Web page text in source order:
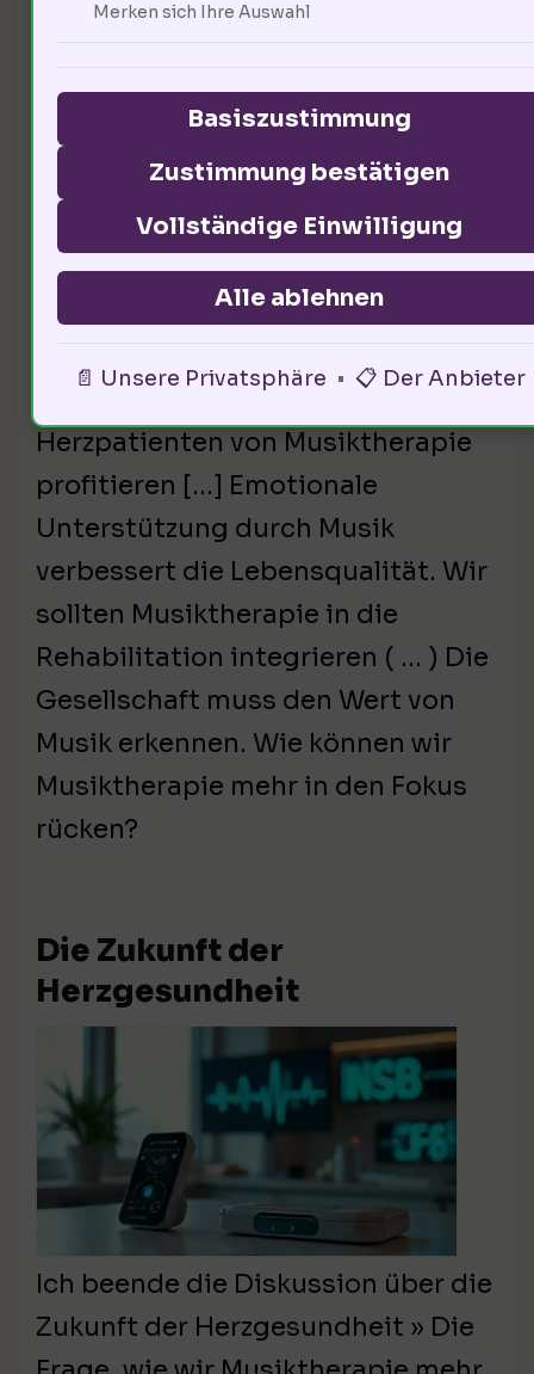
Musik als Therapie für
Herzpatienten
zeigen, dass 70% der
Herzpatienten von Musiktherapie
profitieren […] Emotionale
Unterstützung durch Musik
verbessert die Lebensqualität. Wir
sollten Musiktherapie in die
Rehabilitation integrieren ( … ) Die
Gesellschaft muss den Wert von
Musik erkennen. Wie können wir
Musiktherapie mehr in den Fokus
rücken?
Die Zukunft der
Herzgesundheit
Ich beende die Diskussion über die
Zukunft der Herzgesundheit » Die
Merken sich Ihre Auswahl
Basiszustimmung
Zustimmung bestätigen
Vollständige Einwilligung
Alle ablehnen
📄 Unsere Privatsphäre • 📋 Der Anbieter